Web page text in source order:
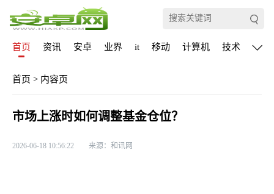
首页 资讯 安卓 业界 it 移动 计算机 技术 通信
首页 > 内容页
市场上涨时如何调整基金仓位？
2026-06-18 10:56:22 来源：和讯网